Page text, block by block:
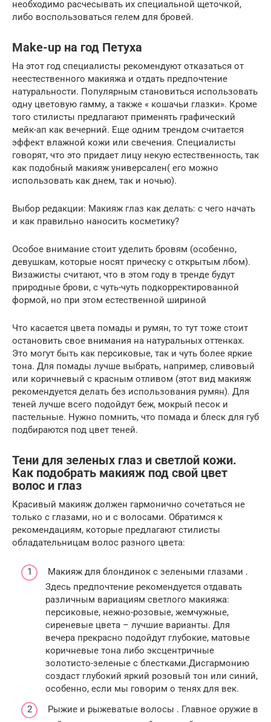
необходимо расчесывать их специальной щеточкой,
либо воспользоваться гелем для бровей.
Make-up на год Петуха
На этот год специалисты рекомендуют отказаться от
неестественного макияжа и отдать предпочтение
натуральности. Популярным становиться использовать
одну цветовую гамму, а также « кошачьи глазки». Кроме
того стилисты предлагают применять графический
мейк-ап как вечерний. Еще одним трендом считается
эффект влажной кожи или свечения. Специалисты
говорят, что это придает лицу некую естественность, так
как подобный макияж универсален( его можно
использовать как днем, так и ночью).
Выбор редакции: Макияж глаз как делать: с чего начать
и как правильно наносить косметику?
Особое внимание стоит уделить бровям (особенно,
девушкам, которые носят прическу с открытым лбом).
Визажисты считают, что в этом году в тренде будут
природные брови, с чуть-чуть подкорректированной
формой, но при этом естественной шириной
Что касается цвета помады и румян, то тут тоже стоит
остановить свое внимания на натуральных оттенках.
Это могут быть как персиковые, так и чуть более яркие
тона. Для помады лучше выбрать, например, сливовый
или коричневый с красным отливом (этот вид макияж
рекомендуется делать без использования румян). Для
теней лучше всего подойдут беж, мокрый песок и
пастельные. Нужно помнить, что помада и блеск для губ
подбираются под цвет теней.
Тени для зеленых глаз и светлой кожи.
Как подобрать макияж под свой цвет
волос и глаз
Красивый макияж должен гармонично сочетаться не
только с глазами, но и с волосами. Обратимся к
рекомендациям, которые предлагают стилисты
обладательницам волос разного цвета:
Макияж для блондинок с зелеными глазами .
Здесь предпочтение рекомендуется отдавать
различным вариациям светлого макияжа:
персиковые, нежно-розовые, жемчужные,
сиреневые цвета – лучшие варианты. Для
вечера прекрасно подойдут глубокие, матовые
коричневые тона либо эксцентричные
золотисто-зеленые с блестками.Дисгармонию
создаст глубокий яркий розовый тон или синий,
особенно, если мы говорим о тенях для век.
Рыжие и рыжеватые волосы . Главное оружие в